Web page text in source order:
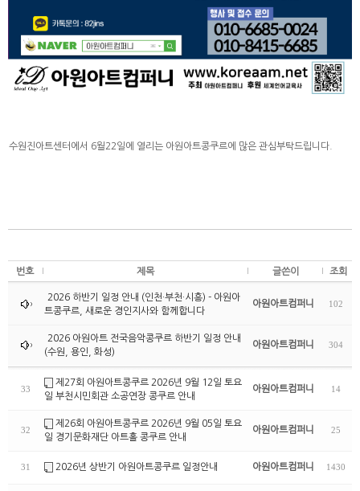
수원진아트센터에서 6월22일에 열리는 아원아트콩쿠르에 많은 관심부탁드립니다.
번호 제목 글쓴이 조회
2026 하반기 일정 안내 (인천·부천·시흥) - 아원아
트콩쿠르, 새로운 경인지사와 함께합니다
아원아트컴퍼니 102
2026 아원아트 전국음악콩쿠르 하반기 일정 안내
(수원, 용인, 화성)
아원아트컴퍼니 304
33
제27회 아원아트콩쿠르 2026년 9월 12일 토요
일 부천시민회관 소공연장 콩쿠르 안내
아원아트컴퍼니 14
32
제26회 아원아트콩쿠르 2026년 9월 05일 토요
일 경기문화재단 아트홀 콩쿠르 안내
아원아트컴퍼니 25
31 2026년 상반기 아원아트콩쿠르 일정안내 아원아트컴퍼니 1430